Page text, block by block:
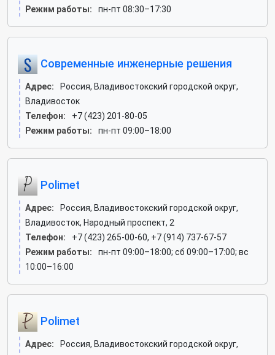
Режим работы:
пн-пт 08:30–17:30
Современные инженерные решения
Адрес:
Россия, Владивостокский городской округ,
Владивосток
Телефон:
+7 (423) 201-80-05
Режим работы:
пн-пт 09:00–18:00
Polimet
Адрес:
Россия, Владивостокский городской округ,
Владивосток, Народный проспект, 2
Телефон:
+7 (423) 265-00-60, +7 (914) 737-67-57
Режим работы:
пн-пт 09:00–18:00; сб 09:00–17:00; вс
10:00–16:00
Polimet
Адрес:
Россия, Владивостокский городской округ,